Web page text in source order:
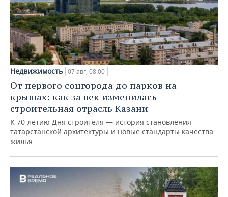
Недвижимость 07 авг, 08:00
От первого соцгорода до парков на
крышах: как за век изменилась
строительная отрасль Казани
К 70-летию Дня строителя — история становления
татарстанской архитектуры и новые стандарты качества
жилья